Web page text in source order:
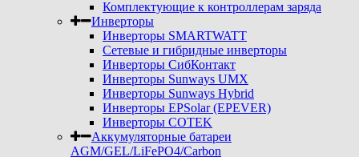
Комплектующие к контроллерам заряда
Инверторы
Инверторы SMARTWATT
Сетевые и гибридные инверторы
Инверторы СибКонтакт
Инверторы Sunways UMX
Инверторы Sunways Hybrid
Инверторы EPSolar (EPEVER)
Инверторы COTEK
Аккумуляторные батареи
AGM/GEL/LiFePO4/Carbon